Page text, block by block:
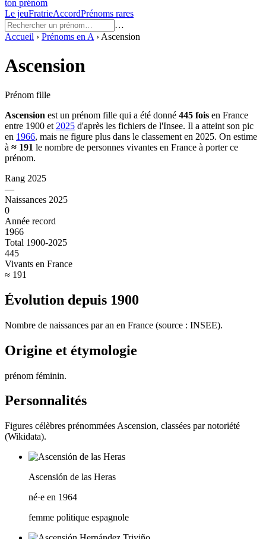
ton prénom
Le jeuFratrieAccordPrénoms rares
…
Accueil › Prénoms en A › Ascension
Ascension
Prénom fille
Ascension est un prénom fille qui a été donné 445 fois en France
entre 1900 et 2025 d'après les fichiers de l'Insee. Il a atteint son pic
en 1966, mais ne figure plus dans le classement en 2025. On estime
à ≈ 191 le nombre de personnes vivantes en France à porter ce
prénom.
Rang 2025
—
Naissances 2025
0
Année record
1966
Total 1900-2025
445
Vivants en France
≈ 191
Évolution depuis 1900
Nombre de naissances par an en France (source : INSEE).
Origine et étymologie
prénom féminin.
Personnalités
Figures célèbres prénommées Ascension, classées par notoriété
(Wikidata).
Ascensión de las Heras
né·e en 1964
femme politique espagnole